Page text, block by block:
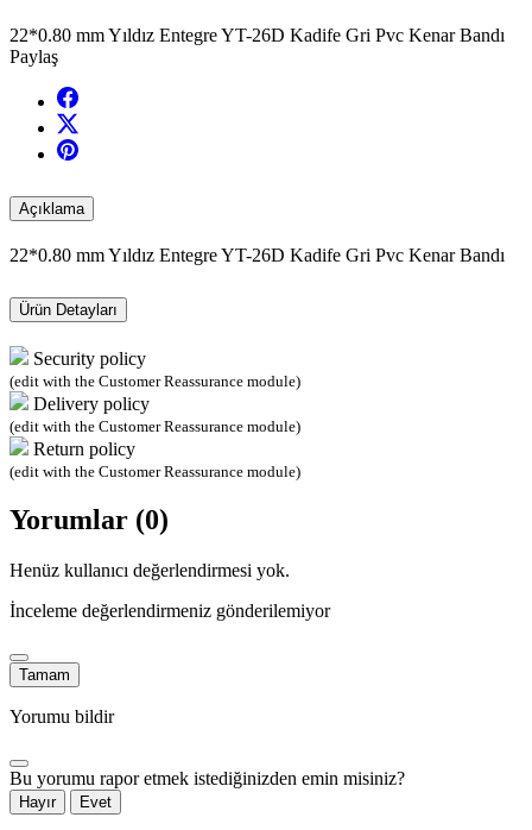
22*0.80 mm Yıldız Entegre YT-26D Kadife Gri Pvc Kenar Bandı
Paylaş
Açıklama
22*0.80 mm Yıldız Entegre YT-26D Kadife Gri Pvc Kenar Bandı
Ürün Detayları
Security policy
(edit with the Customer Reassurance module)
Delivery policy
(edit with the Customer Reassurance module)
Return policy
(edit with the Customer Reassurance module)
Yorumlar (0)
Henüz kullanıcı değerlendirmesi yok.
İnceleme değerlendirmeniz gönderilemiyor
Tamam
Yorumu bildir
Bu yorumu rapor etmek istediğinizden emin misiniz?
Hayır Evet